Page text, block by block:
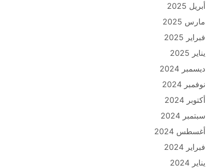
أبريل 2025
مارس 2025
فبراير 2025
يناير 2025
ديسمبر 2024
نوفمبر 2024
أكتوبر 2024
سبتمبر 2024
أغسطس 2024
فبراير 2024
يناير 2024